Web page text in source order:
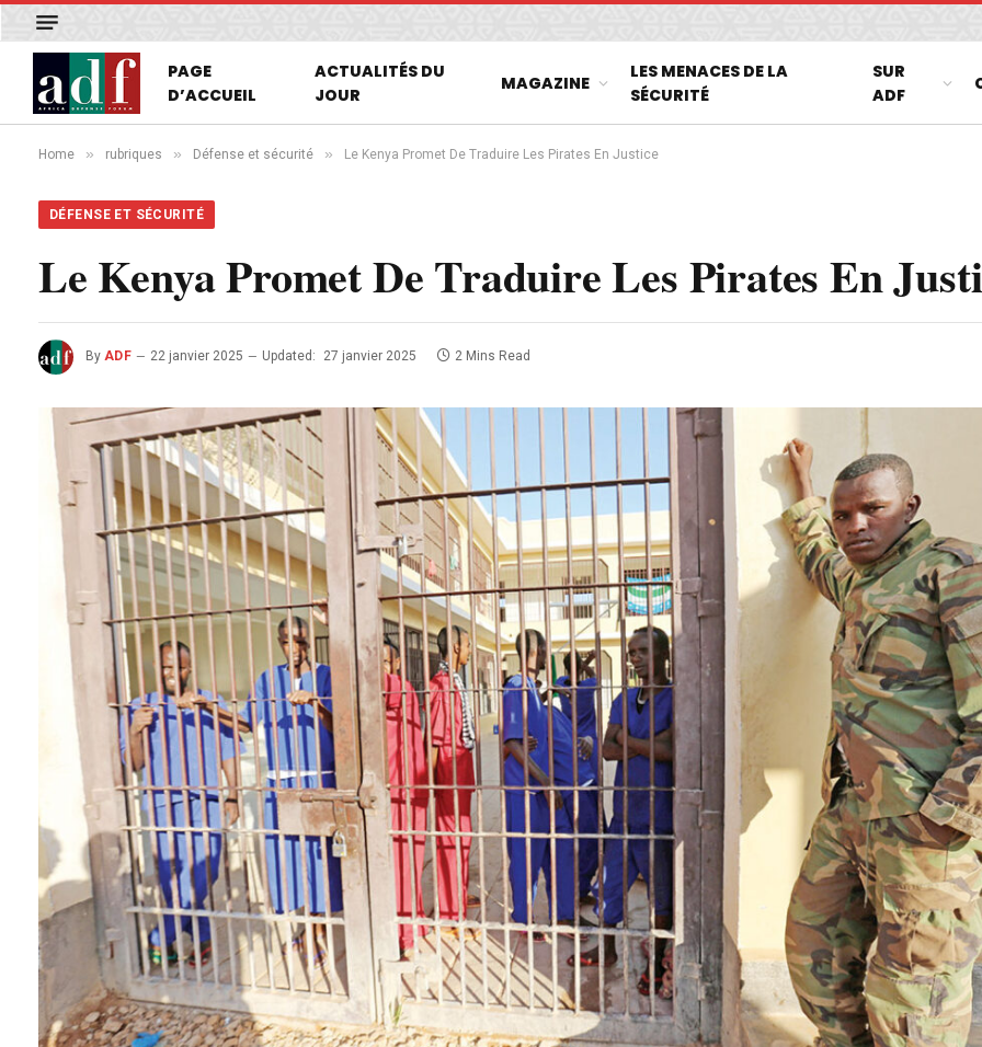
PAGE
D’ACCUEIL
ACTUALITÉS DU
JOUR
MAGAZINE
LES MENACES DE LA
SÉCURITÉ
SUR
ADF
Home » rubriques » Défense et sécurité » Le Kenya Promet De Traduire Les Pirates En Justice
DÉFENSE ET SÉCURITÉ
Le Kenya Promet De Traduire Les Pirates En
By ADF 22 janvier 2025 Updated: 27 janvier 2025 2 Mins Read